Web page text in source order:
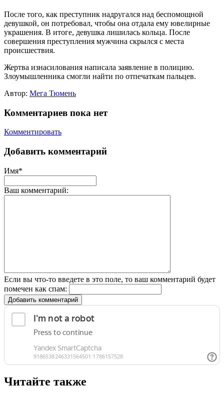
После того, как преступник надругался над беспомощной
девушкой, он потребовал, чтобы она отдала ему ювелирные
украшения. В итоге, девушка лишилась кольца. После
совершения преступления мужчина скрылся с места
происшествия.
Жертва изнасилования написала заявление в полицию.
Злоумышленника смогли найти по отпечаткам пальцев.
Автор: Мега Тюмень
Комментариев пока нет
Комментировать
Добавить комментарий
Имя*
Ваш комментарий:
Если вы что-то введете в это поле, то ваш комментарий будет
помечен как спам:
Добавить комментарий
Читайте также